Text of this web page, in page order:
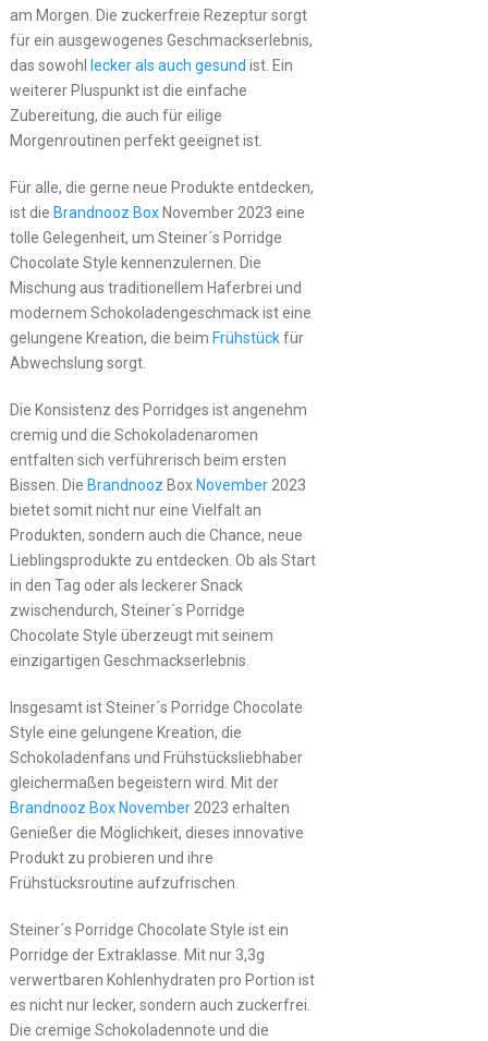
am Morgen. Die zuckerfreie Rezeptur sorgt
für ein ausgewogenes Geschmackserlebnis,
das sowohl lecker als auch gesund ist. Ein
weiterer Pluspunkt ist die einfache
Zubereitung, die auch für eilige
Morgenroutinen perfekt geeignet ist.
Für alle, die gerne neue Produkte entdecken,
ist die Brandnooz BoxNovember 2023 eine
tolle Gelegenheit, um Steiner´s Porridge
Chocolate Style kennenzulernen. Die
Mischung aus traditionellem Haferbrei und
modernem Schokoladengeschmack ist eine
gelungene Kreation, die beim Frühstückfür
Abwechslung sorgt.
Die Konsistenz des Porridges ist angenehm
cremig und die Schokoladenaromen
entfalten sich verführerisch beim ersten
Bissen. Die Brandnooz BoxNovember2023
bietet somit nicht nur eine Vielfalt an
Produkten, sondern auch die Chance, neue
Lieblingsprodukte zu entdecken. Ob als Start
in den Tag oder als leckerer Snack
zwischendurch, Steiner´s Porridge
Chocolate Style überzeugt mit seinem
einzigartigen Geschmackserlebnis.
Insgesamt ist Steiner´s Porridge Chocolate
Style eine gelungene Kreation, die
Schokoladenfans und Frühstücksliebhaber
gleichermaßen begeistern wird. Mit der
Brandnooz Box November2023 erhalten
Genießer die Möglichkeit, dieses innovative
Produkt zu probieren und ihre
Frühstücksroutine aufzufrischen.
Steiner´s Porridge Chocolate Style ist ein
Porridge der Extraklasse. Mit nur 3,3g
verwertbaren Kohlenhydraten pro Portion ist
es nicht nur lecker, sondern auch zuckerfrei.
Die cremige Schokoladennote und die